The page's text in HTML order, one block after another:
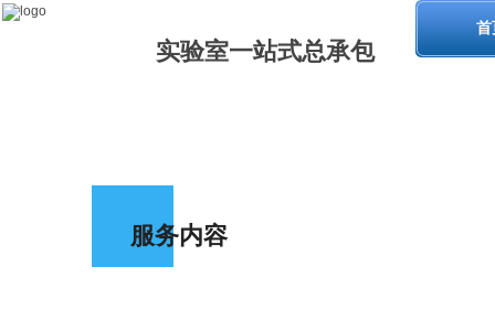
实验室一站式总承包
首
服务内容